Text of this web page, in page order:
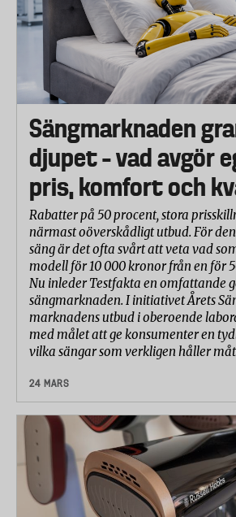
Sängmarknaden
djupet – vad avgör
pris, komfort och
Rabatter på 50 procent, stora
närmast oöverskådligt utbud. För
säng är det ofta svårt att veta vad
modell för 10 000 kronor från en för
Nu inleder Testfakta en omfattande
sängmarknaden. I initiativet Årets
marknadens utbud i oberoende
med målet att ge konsumenter en
vilka sängar som verkligen håller
24 MARS